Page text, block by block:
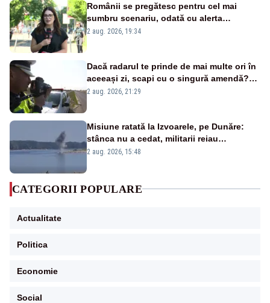
Românii se pregătesc pentru cel mai
sumbru scenariu, odată cu alerta
energetică
2 aug. 2026, 19:34
Dacă radarul te prinde de mai multe ori în
aceeași zi, scapi cu o singură amendă?
Ce spune legea
2 aug. 2026, 21:29
Misiune ratată la Izvoarele, pe Dunăre:
stânca nu a cedat, militarii reiau
detonările luni – VIDEO
2 aug. 2026, 15:48
CATEGORII POPULARE
Actualitate
Politica
Economie
Social